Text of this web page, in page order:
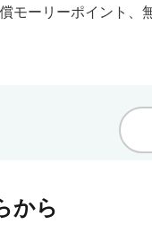
モーリーポイント、
から